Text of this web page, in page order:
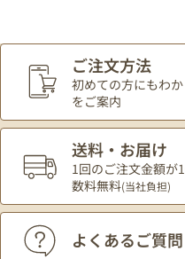
ご注文方法
初めての方にもわか
をご案内
送料・お届け
1回のご注文金額が
数料無料(当社負担)
よくあるご質問